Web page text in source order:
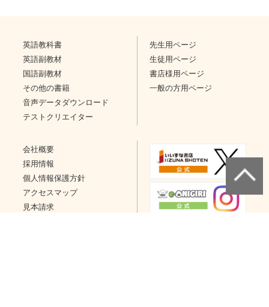
英語教科書
英語副教材
国語副教材
その他の書籍
音声データダウンロード
テストクリエイター
先生用ページ
生徒用ページ
書店様用ページ
一般の方用ページ
会社概要
採用情報
個人情報保護方針
アクセスマップ
見本請求